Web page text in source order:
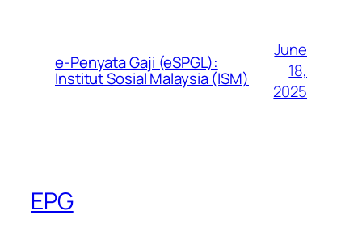
e-Penyata Gaji (eSPGL):
Institut Sosial Malaysia (ISM)
June
18,
2025
EPG